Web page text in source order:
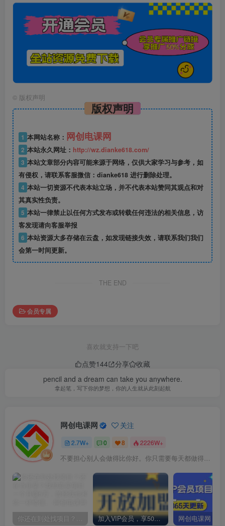
© 版权声明
版权声明
1 本网站名称： 网创电课网
2 本站永久网址： http://wz.dianke618.com/
3 本站文章部分内容可能来源于网络，仅供大家学习与参考，如
有侵权，请联系客服微信：dianke618 进行删除处理。
4 本站一切资源不代表本站立场，并不代表本站赞同其观点和对
其真实性负责。
5 本站一律禁止以任何方式发布或转载任何违法的相关信息，访
客发现请向客服举报
6 本站资源大多存储在云盘，如发现链接失效，请联系我们我们
会第一时间更新。
THE END
会员专属
喜欢就支持一下吧
点赞144 分享
收藏
pencil and a dream can take you anywhere.
拿起笔，写下你的梦想，你的人生就从此刻起航
网创电课网 关注
2.7W+ 0 8 2226W+
加入VIP会员，享50%的推广提成，免费学习多种网上创业课程，菜鸟秒变大神！